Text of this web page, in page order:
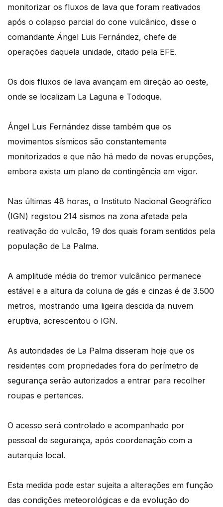
monitorizar os fluxos de lava que foram reativados
após o colapso parcial do cone vulcânico, disse o
comandante Ángel Luis Fernández, chefe de
operações daquela unidade, citado pela EFE.
Os dois fluxos de lava avançam em direção ao oeste,
onde se localizam La Laguna e Todoque.
Ángel Luis Fernández disse também que os
movimentos sísmicos são constantemente
monitorizados e que não há medo de novas erupções,
embora exista um plano de contingência em vigor.
Nas últimas 48 horas, o Instituto Nacional Geográfico
(IGN) registou 214 sismos na zona afetada pela
reativação do vulcão, 19 dos quais foram sentidos pela
população de La Palma.
A amplitude média do tremor vulcânico permanece
estável e a altura da coluna de gás e cinzas é de 3.500
metros, mostrando uma ligeira descida da nuvem
eruptiva, acrescentou o IGN.
As autoridades de La Palma disseram hoje que os
residentes com propriedades fora do perímetro de
segurança serão autorizados a entrar para recolher
roupas e pertences.
O acesso será controlado e acompanhado por
pessoal de segurança, após coordenação com a
autarquia local.
Esta medida pode estar sujeita a alterações em função
das condições meteorológicas e da evolução do